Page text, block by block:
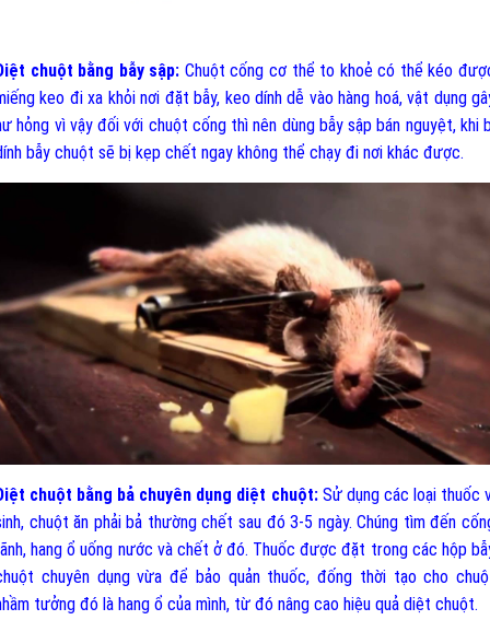
chuột bằng bẫy sập: Chuột cống cơ thể to khoẻ có thể kéo
keo đi xa khỏi nơi đặt bẫy, keo dính dễ vào hàng hoá, vật dụng
hỏng vì vậy đối với chuột cống thì nên dùng bẫy sập bán nguyệt, khi
bẫy chuột sẽ bị kẹp chết ngay không thể chạy đi nơi khác được.
chuột bằng bả chuyên dụng diệt chuột:Sử dụng các loại thuốc
chuột ăn phải bả thường chết sau đó 3-5 ngày. Chúng tìm đến
hang ổ uống nước và chết ở đó. Thuốc được đặt trong các hộp
chuyên dụng vừa để bảo quản thuốc, đống thời tạo cho
tưởng đó là hang ổ của mình, từ đó nâng cao hiệu quả diệt chuột.